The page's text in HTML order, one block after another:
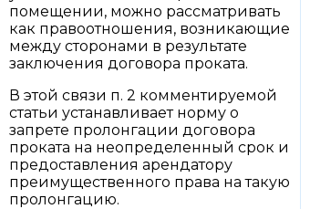
помещении, можно рассматривать
как правоотношения, возникающие
между сторонами в результате
заключения договора проката.
В этой связи п. 2 комментируемой
статьи устанавливает норму о
запрете пролонгации договора
проката на неопределенный срок и
предоставления арендатору
преимущественного права на такую
пролонгацию.